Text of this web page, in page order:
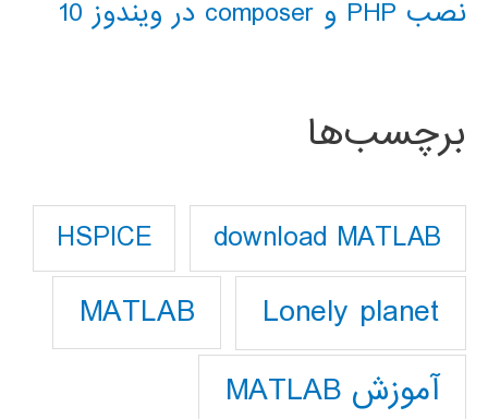
نصب PHP و composer در ویندوز 10
برچسب‌ها
download MATLAB
HSPICE
Lonely planet
MATLAB
آموزش MATLAB